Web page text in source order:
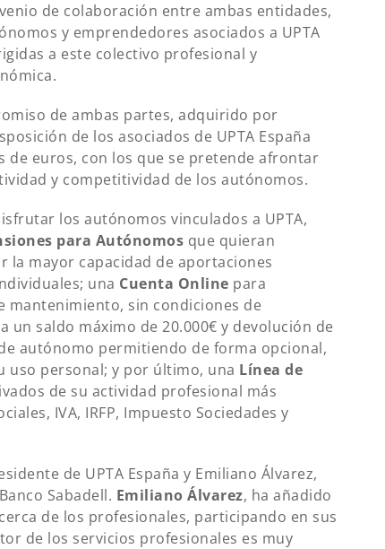
de colaboración entre ambas entidades,
y emprendedores asociados a UPTA
a este colectivo profesional y
de ambas partes, adquirido por
de los asociados de UPTA España
de euros, con los que se pretende afrontar
y competitividad de los autónomos.
los autónomos vinculados a UPTA,
para Autónomos que quieran
mayor capacidad de aportaciones
una Cuenta Online para
mantenimiento, sin condiciones de
un saldo máximo de 20.000€ y devolución de
autónomo permitiendo de forma opcional,
uso personal; y por último, una Línea de
de su actividad profesional más
IVA, IRFP, Impuesto Sociedades y
de UPTA España y Emiliano Álvarez,
Sabadell. Emiliano Álvarez, ha añadido
de los profesionales, participando en sus
de los servicios profesionales es muy